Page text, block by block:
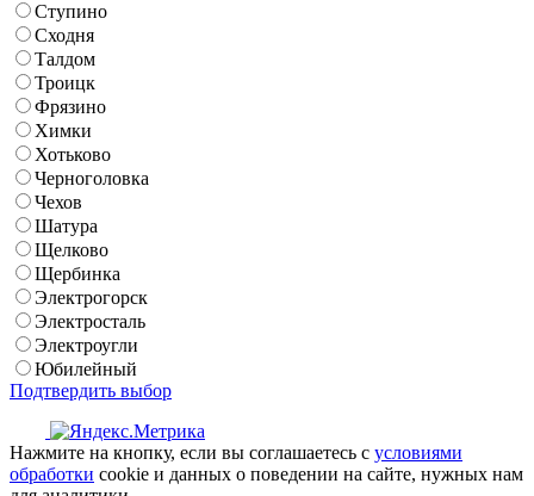
Ступино
Сходня
Талдом
Троицк
Фрязино
Химки
Хотьково
Черноголовка
Чехов
Шатура
Щелково
Щербинка
Электрогорск
Электросталь
Электроугли
Юбилейный
Подтвердить выбор
Нажмите на кнопку, если вы соглашаетесь с условиями
обработки cookie и данных о поведении на сайте, нужных нам